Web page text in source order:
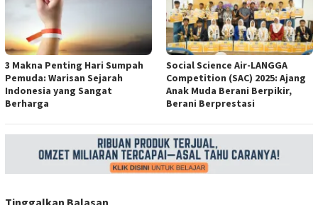
3 Makna Penting Hari Sumpah
Pemuda: Warisan Sejarah
Indonesia yang Sangat
Berharga
Social Science Air-LANGGA
Competition (SAC) 2025: Ajang
Anak Muda Berani Berpikir,
Berani Berprestasi
Tinggalkan Balasan